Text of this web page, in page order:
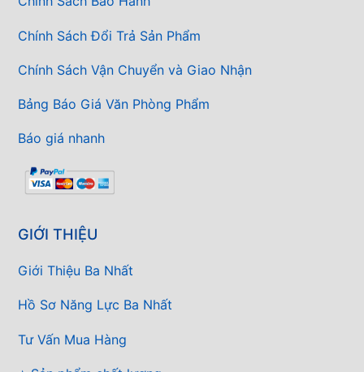
Chính Sách Đổi Trả Sản Phẩm
Chính Sách Vận Chuyển và Giao Nhận
Bảng Báo Giá Văn Phòng Phẩm
Báo giá nhanh
GIỚI THIỆU
Giới Thiệu Ba Nhất
Hồ Sơ Năng Lực Ba Nhất
Tư Vấn Mua Hàng